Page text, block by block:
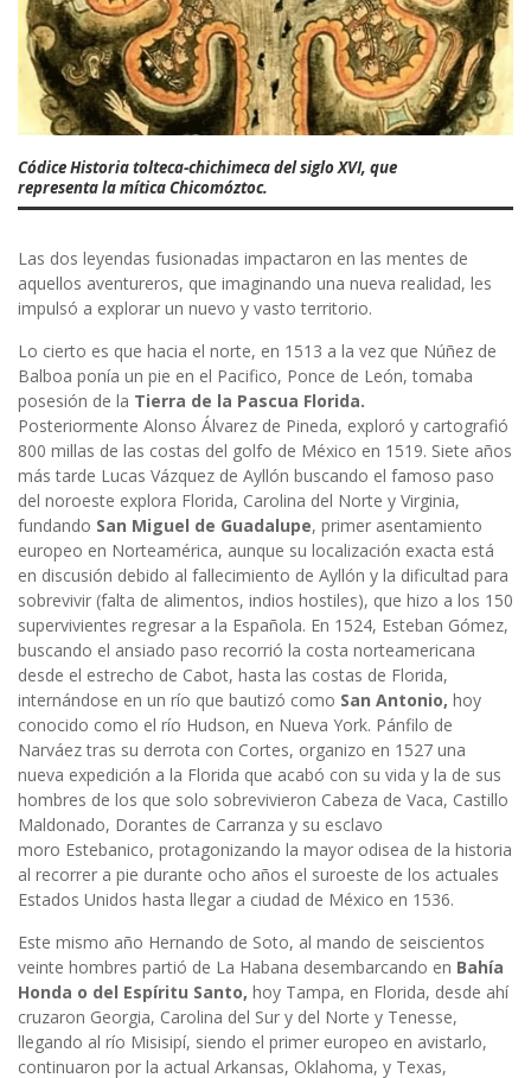
Códice Historia tolteca-chichimeca del siglo XVI, que
representa la mítica Chicomóztoc.
Las dos leyendas fusionadas impactaron en las mentes de
aquellos aventureros, que imaginando una nueva realidad, les
impulsó a explorar un nuevo y vasto territorio.
Lo cierto es que hacia el norte, en 1513 a la vez que Núñez de
Balboa ponía un pie en el Pacifico, Ponce de León, tomaba
posesión de la Tierra de la Pascua Florida.
Posteriormente Alonso Álvarez de Pineda, exploró y cartografió
800 millas de las costas del golfo de México en 1519. Siete años
más tarde Lucas Vázquez de Ayllón buscando el famoso paso
del noroeste explora Florida, Carolina del Norte y Virginia,
fundando San Miguel de Guadalupe, primer asentamiento
europeo en Norteamérica, aunque su localización exacta está
en discusión debido al fallecimiento de Ayllón y la dificultad para
sobrevivir (falta de alimentos, indios hostiles), que hizo a los 150
supervivientes regresar a la Española. En 1524, Esteban Gómez,
buscando el ansiado paso recorrió la costa norteamericana
desde el estrecho de Cabot, hasta las costas de Florida,
internándose en un río que bautizó como San Antonio, hoy
conocido como el río Hudson, en Nueva York. Pánfilo de
Narváez tras su derrota con Cortes, organizo en 1527 una
nueva expedición a la Florida que acabó con su vida y la de sus
hombres de los que solo sobrevivieron Cabeza de Vaca, Castillo
Maldonado, Dorantes de Carranza y su esclavo
moro Estebanico, protagonizando la mayor odisea de la historia
al recorrer a pie durante ocho años el suroeste de los actuales
Estados Unidos hasta llegar a ciudad de México en 1536.
Este mismo año Hernando de Soto, al mando de seiscientos
veinte hombres partió de La Habana desembarcando en Bahía
Honda o del Espíritu Santo, hoy Tampa, en Florida, desde ahí
cruzaron Georgia, Carolina del Sur y del Norte y Tenesse,
llegando al río Misisipí, siendo el primer europeo en avistarlo,
continuaron por la actual Arkansas, Oklahoma, y Texas,